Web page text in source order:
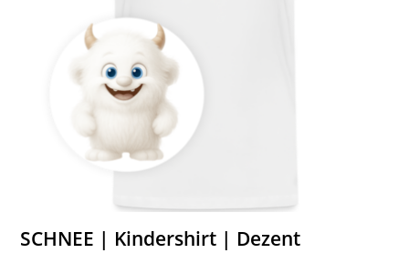
SCHNEE | Kindershirt | Dezent